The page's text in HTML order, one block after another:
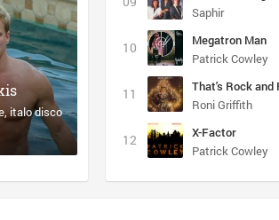
italo disco
Saphir
Megatron Man
Patrick Cowley
That's Rock and
Roni Griffith
X-Factor
Patrick Cowley